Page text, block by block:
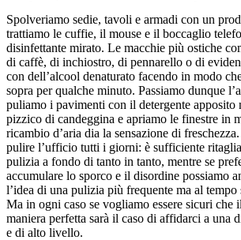
Spolveriamo sedie, tavoli e armadi con un
trattiamo le cuffie, il mouse e il boccaglio
disinfettante mirato. Le macchie più ostiche
di caffè, di inchiostro, di pennarello o di
con dell’alcool denaturato facendo in modo
sopra per qualche minuto. Passiamo dunque
puliamo i pavimenti con il detergente apposito
pizzico di candeggina e apriamo le finestre in
ricambio d’aria dia la sensazione di
pulire l’ufficio tutti i giorni: è sufficiente
pulizia a fondo di tanto in tanto, mentre se
accumulare lo sporco e il disordine possiamo
l’idea di una pulizia più frequente ma al tempo
Ma in ogni caso se vogliamo essere sicuri che
maniera perfetta sarà il caso di affidarci a una
e di alto livello.